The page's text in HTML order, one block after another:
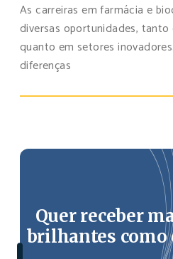
As carreiras em farmácia e
diversas oportunidades,
quanto em setores
diferenças
Quer receber
brilhantes como